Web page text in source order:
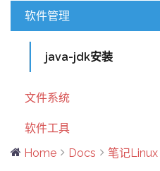
软件管理
java-jdk安装
文件系统
软件工具
Home
Docs 笔记Linux